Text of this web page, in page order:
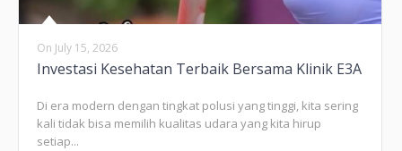
On July 15, 2026
Investasi Kesehatan Terbaik Bersama Klinik E3A
Di era modern dengan tingkat polusi yang tinggi, kita sering
kali tidak bisa memilih kualitas udara yang kita hirup
setiap...